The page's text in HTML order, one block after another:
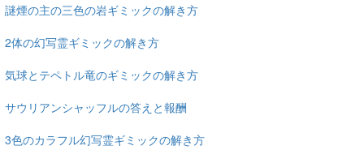
謎煙の主の三色の岩ギミックの解き方
2体の幻写霊ギミックの解き方
気球とテペトル竜のギミックの解き方
サウリアンシャッフルの答えと報酬
3色のカラフル幻写霊ギミックの解き方